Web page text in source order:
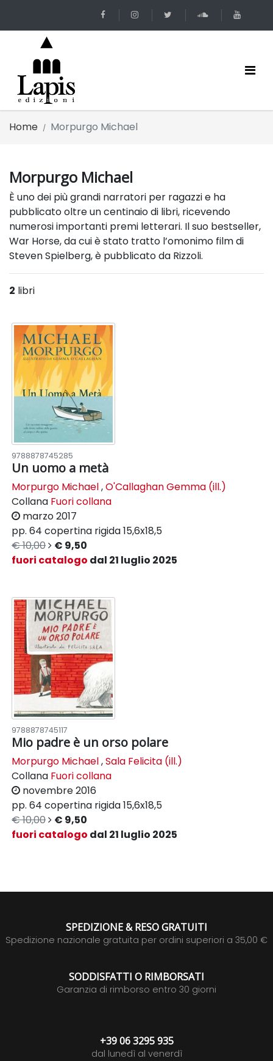
Home Morpurgo Michael
Morpurgo Michael
È uno dei più grandi narratori per ragazzi e ha
pubblicato oltre un centinaio di libri, ricevendo
numerosi importanti premi letterari. Il suo bestseller,
War Horse, da cui è stato tratto l’omonimo film di
Steven Spielberg, è pubblicato da Rizzoli.
2 libri
9788878745285
Un uomo a metà
Morpurgo Michael,O'Callaghan Gemma (ill.)
Collana Fuori collana
marzo 2017
pp. 64 copertina rigida15,6x18,5
€ 10,00
€ 9,50
fuori catalogo dal 21 luglio 2025
9788878745117
Mio padre è un orso polare
Morpurgo Michael,Sala Felicita (ill.)
Collana Fuori collana
novembre 2016
pp. 64 copertina rigida15,6x18,5
€ 10,00
€ 9,50
fuori catalogo dal 21 luglio 2025
SPEDIZIONE & RESO GRATUITI
Spedizione nazionale gratuita per ordini superiori a 35,00 €
SODDISFATTI O RIMBORSATI
Garanzia di rimborso entro 30 giorni
+39 06 3295 935
dal lunedì al venerdì